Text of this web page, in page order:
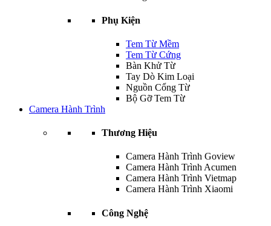
Phụ Kiện
Tem Từ Mềm
Tem Từ Cứng
Bàn Khử Từ
Tay Dò Kim Loại
Nguồn Cổng Từ
Bộ Gỡ Tem Từ
Camera Hành Trình
Thương Hiệu
Camera Hành Trình Goview
Camera Hành Trình Acumen
Camera Hành Trình Vietmap
Camera Hành Trình Xiaomi
Công Nghệ